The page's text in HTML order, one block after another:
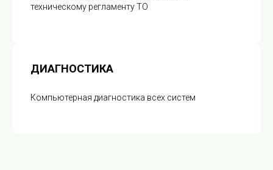
техническому регламенту ТО
ДИАГНОСТИКА
Компьютерная диагностика всех систем